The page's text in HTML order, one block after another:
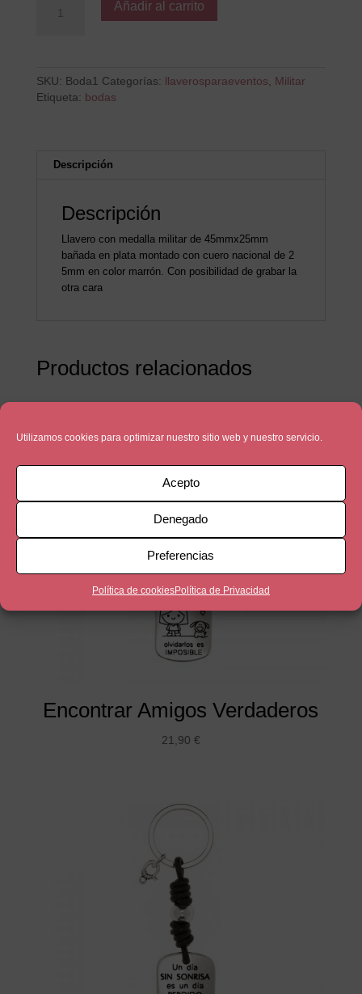
Utilizamos cookies para optimizar nuestro sitio web y nuestro servicio.
Acepto
Denegado
Preferencias
Política de cookiesPolítica de Privacidad
aventura
si
cantidad
Añadir al carrito
SKU: Boda1 Categorías: llaverosparaeventos, Militar
Etiqueta: bodas
Descripción
Descripción
Llavero con medalla militar de 45mmx25mm
bañada en plata montado con cuero nacional de 2
5mm en color marrón. Con posibilidad de grabar la
otra cara
Productos relacionados
Encontrar Amigos Verdaderos
21,90 €